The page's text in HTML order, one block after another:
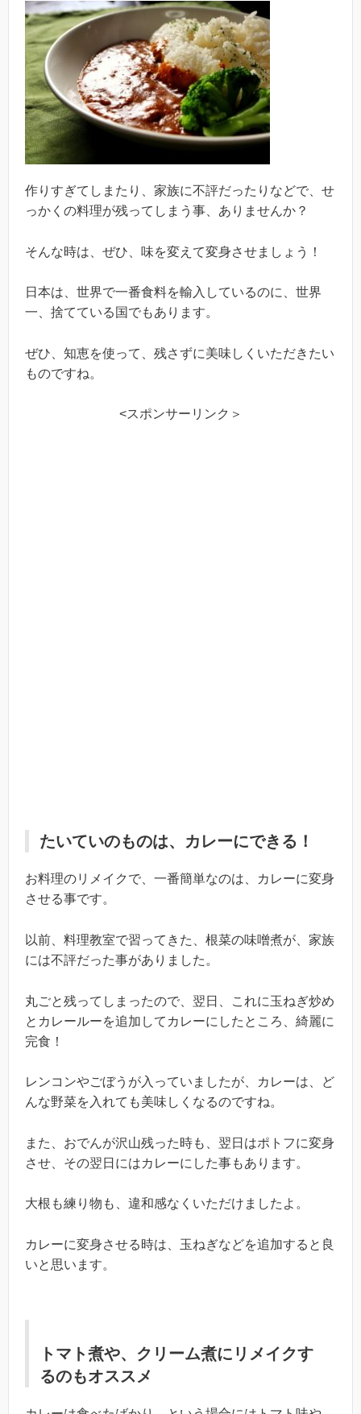
作りすぎてしまたり、家族に不評だったりなどで、せ
っかくの料理が残ってしまう事、ありませんか？
そんな時は、ぜひ、味を変えて変身させましょう！
日本は、世界で一番食料を輸入しているのに、世界
一、捨てている国でもあります。
ぜひ、知恵を使って、残さずに美味しくいただきたい
ものですね。
<スポンサーリンク＞
たいていのものは、カレーにできる！
お料理のリメイクで、一番簡単なのは、カレーに変身
させる事です。
以前、料理教室で習ってきた、根菜の味噌煮が、家族
には不評だった事がありました。
丸ごと残ってしまったので、翌日、これに玉ねぎ炒め
とカレールーを追加してカレーにしたところ、綺麗に
完食！
レンコンやごぼうが入っていましたが、カレーは、ど
んな野菜を入れても美味しくなるのですね。
また、おでんが沢山残った時も、翌日はポトフに変身
させ、その翌日にはカレーにした事もあります。
大根も練り物も、違和感なくいただけましたよ。
カレーに変身させる時は、玉ねぎなどを追加すると良
いと思います。
トマト煮や、クリーム煮にリメイクす
るのもオススメ